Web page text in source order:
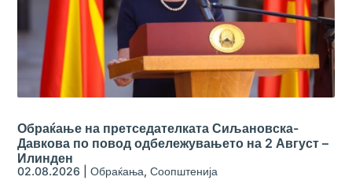
Обраќање на претседателката Сиљановска-
Давкова по повод одбележувањето на 2 Август –
Илинден
02.08.2026 |Обраќања,Соопштенија